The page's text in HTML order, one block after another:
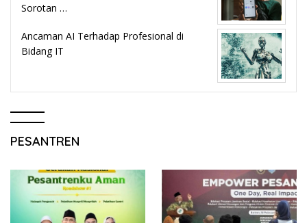
Sorotan …
Ancaman AI Terhadap Profesional di
Bidang IT
PESANTREN